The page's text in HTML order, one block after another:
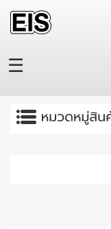
Skip to main content
☰